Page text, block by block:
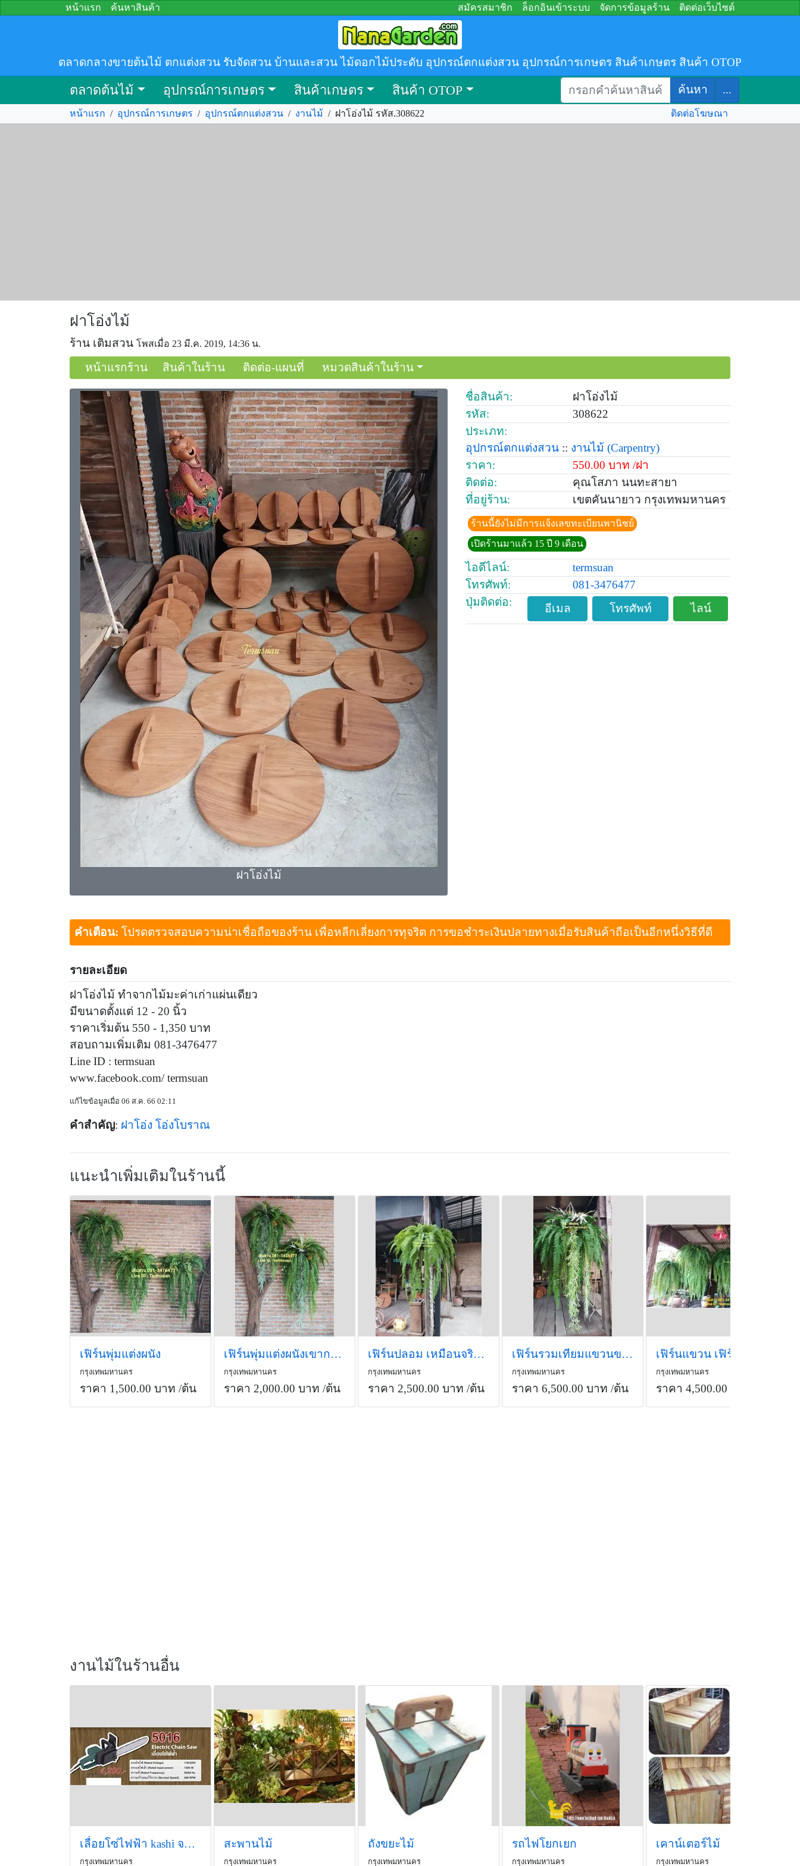
หน้าแรก ค้นหาสินค้า สมัครสมาชิก ล็อกอินเข้าระบบ จัดการข้อมูลร้าน ติดต่อเว็บไซต์
ตลาดกลางขายต้นไม้ ตกแต่งสวน รับจัดสวน บ้านและสวน ไม้ดอกไม้ประดับ อุปกรณ์ตกแต่งสวน อุปกรณ์การเกษตร สินค้าเกษตร สินค้า OTOP
ตลาดต้นไม้ อุปกรณ์การเกษตร สินค้าเกษตร สินค้า OTOP ค้นหา ...
หน้าแรก / อุปกรณ์การเกษตร / อุปกรณ์ตกแต่งสวน / งานไม้ / ฝาโอ่งไม้ รหัส.308622 ติดต่อโฆษณา
ฝาโอ่งไม้
ร้าน เติมสวน โพสเมื่อ 23 มี.ค. 2019, 14:36 น.
หน้าแรกร้าน สินค้าในร้าน ติดต่อ-แผนที่ หมวดสินค้าในร้าน
ฝาโอ่งไม้
ชื่อสินค้า:
ฝาโอ่งไม้
รหัส:
308622
ประเภท:
อุปกรณ์ตกแต่งสวน :: งานไม้ (Carpentry)
ราคา:
550.00 บาท /ฝา
ติดต่อ:
คุณโสภา นนทะสายา
ที่อยู่ร้าน:
เขตคันนายาว กรุงเทพมหานคร
ร้านนี้ยังไม่มีการแจ้งเลขทะเบียนพานิชย์
เปิดร้านมาแล้ว 15 ปี 9 เดือน
ไอดีไลน์:
termsuan
โทรศัพท์:
081-3476477
ปุ่มติดต่อ:
อีเมล โทรศัพท์ ไลน์
คำเตือน: โปรดตรวจสอบความน่าเชื่อถือของร้าน เพื่อหลีกเลี่ยงการทุจริต การขอชำระเงินปลายทางเมื่อรับสินค้าถือเป็นอีกหนึ่งวิธีที่ดี
รายละเอียด
ฝาโอ่งไม้ ทำจากไม้มะค่าเก่าแผ่นเดียว
มีขนาดตั้งแต่ 12 - 20 นิ้ว
ราคาเริ่มต้น 550 - 1,350 บาท
สอบถามเพิ่มเติม 081-3476477
Line ID : termsuan
www.facebook.com/ termsuan
แก้ไขข้อมูลเมื่อ 06 ส.ค. 66 02:11
คำสำคัญ: ฝาโอ่ง โอ่งโบราณ
แนะนำเพิ่มเติมในร้านนี้
เฟิร์นพุ่มแต่งผนัง
กรุงเทพมหานคร
ราคา 1,500.00 บาท /ต้น
เฟิร์นพุ่มแต่งผนังเขากวาง
กรุงเทพมหานคร
ราคา 2,000.00 บาท /ต้น
เฟิร์นปลอม เหมือนจริงเป็นธรรมชาติ
กรุงเทพมหานคร
ราคา 2,500.00 บาท /ต้น
เฟิร์นรวมเทียมแขวนขนาดใหญ่
กรุงเทพมหานคร
ราคา 6,500.00 บาท /ต้น
กรุงเทพมหานคร
ราคา 4,500.00 บาท
งานไม้ในร้านอื่น
เลื่อยโซ่ไฟฟ้า kashi จากเกาหลี
กรุงเทพมหานคร
สะพานไม้
กรุงเทพมหานคร
ถังขยะไม้
กรุงเทพมหานคร
รถไฟโยกเยก
กรุงเทพมหานคร
เคาน์เตอร์ไม้
กรุงเทพมหานคร